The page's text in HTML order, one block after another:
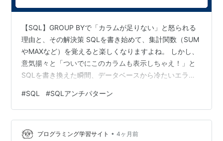
【SQL】GROUP BYで「カラムが足りない」と怒られる
理由と、その解決策 SQLを書き始めて、集計関数（SUM
やMAXなど）を覚えると楽しくなりますよね。 しかし、
意気揚々と「ついでにこのカラムも表示しちゃえ！」と
SQLを書き換えた瞬間、データベースから冷たいエラー
ループ関数の鉄則」を破ってしまった時に発生する洗礼
のようなものです。 1. エラーが起きる「欲張り」なクエ
リ 例えば、商品（product_id）ごとに、最新のレポート
日（date_report）を出すクエリ。これは完璧に動きま
#SQL #SQLアンチパターン
プログラミング学習サイト • 4ヶ月前